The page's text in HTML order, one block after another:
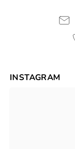
INSTAGRAM